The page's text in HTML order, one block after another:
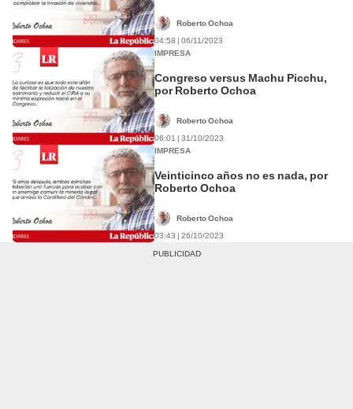
Roberto Ochoa
04:58 | 06/11/2023
IMPRESA
Congreso versus Machu Picchu,
por Roberto Ochoa
Roberto Ochoa
06:01 | 31/10/2023
IMPRESA
Veinticinco años no es nada, por
Roberto Ochoa
Roberto Ochoa
03:43 | 26/10/2023